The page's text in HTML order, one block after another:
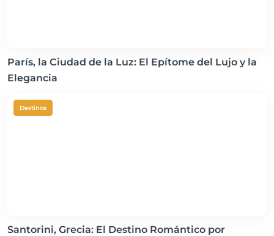
París, la Ciudad de la Luz: El Epítome del Lujo y la
Elegancia
Destinos
Santorini, Grecia: El Destino Romántico por